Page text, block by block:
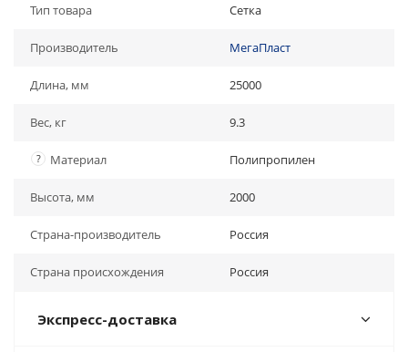
Тип товара Сетка
Производитель МегаПласт
Длина, мм 25000
Вес, кг 9.3
? Материал Полипропилен
Высота, мм 2000
Страна-производитель Россия
Страна происхождения Россия
Экспресс-доставка